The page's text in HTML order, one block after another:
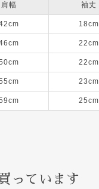
肩幅 袖丈
18cm
22cm
22cm
23cm
25cm
っています